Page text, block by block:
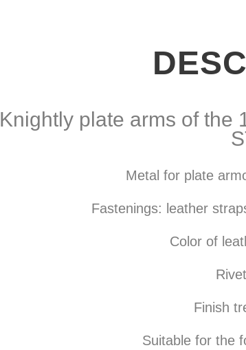
Knightly plate arms of the
Metal for plate
Fastenings: leather
Color of
Finish
Suitable for the